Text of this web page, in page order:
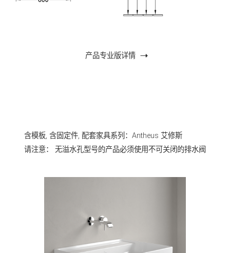
产品专业版详情
含模板, 含固定件, 配套家具系列：Antheus 艾修斯
请注意： 无溢水孔型号的产品必须使用不可关闭的排水阀